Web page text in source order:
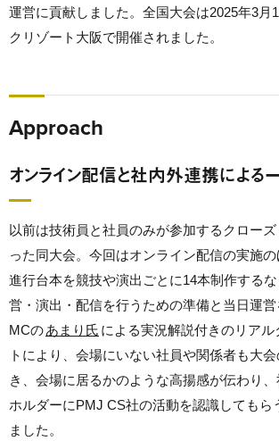
運営に貢献しました。全国大会は2025年3月
クリゾート大阪で開催されました。
Approach
オンライン配信と社内外連携による
以前は技術員と社員のみが参加するクロー
った同大会。今回はオンライン配信の実施
進行台本を競技や演出ごとに14本制作する
営・演出・配信を行うための準備と当日運営
MCのあまり氏 による実況解説付きのリア
トにより、会場にいない社員や関係者も大
き、会場に居るかのような高揚感が伝わり
ホルダーにPMJ CS社の活動を認識してもら
ました。